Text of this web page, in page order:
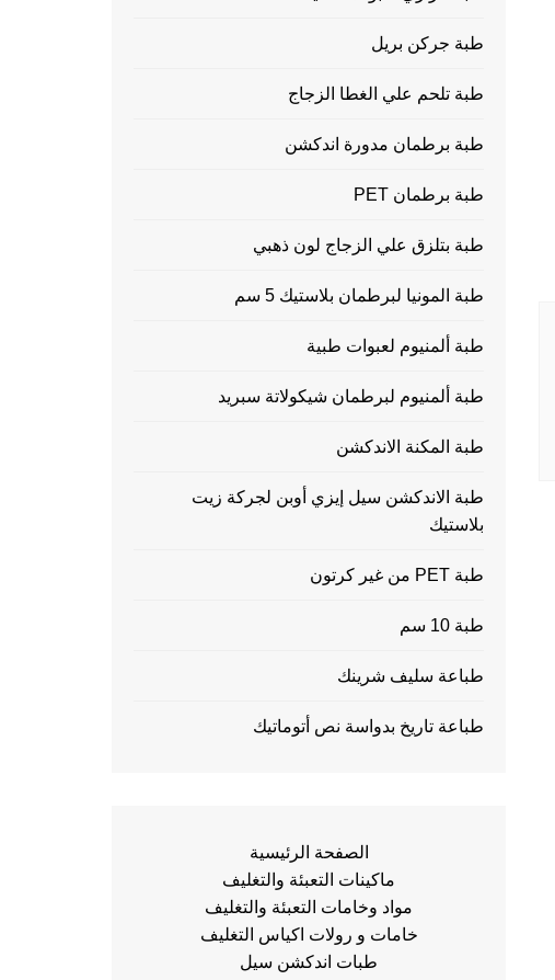
طبة جركن بريل
طبة تلحم علي الغطا الزجاج
طبة برطمان مدورة اندكشن
طبة برطمان PET
طبة بتلزق علي الزجاج لون ذهبي
طبة المونيا لبرطمان بلاستيك 5 سم
طبة ألمنيوم لعبوات طبية
طبة ألمنيوم لبرطمان شيكولاتة سبريد
طبة المكنة الاندكشن
طبة الاندكشن سيل إيزي أوبن لجركة زيت
بلاستيك
طبة PET من غير كرتون
طبة 10 سم
طباعة سليف شرينك
طباعة تاريخ بدواسة نص أتوماتيك
الصفحة الرئيسية
ماكينات التعبئة والتغليف
مواد وخامات التعبئة والتغليف
خامات و رولات اكياس التغليف
طبات اندكشن سيل